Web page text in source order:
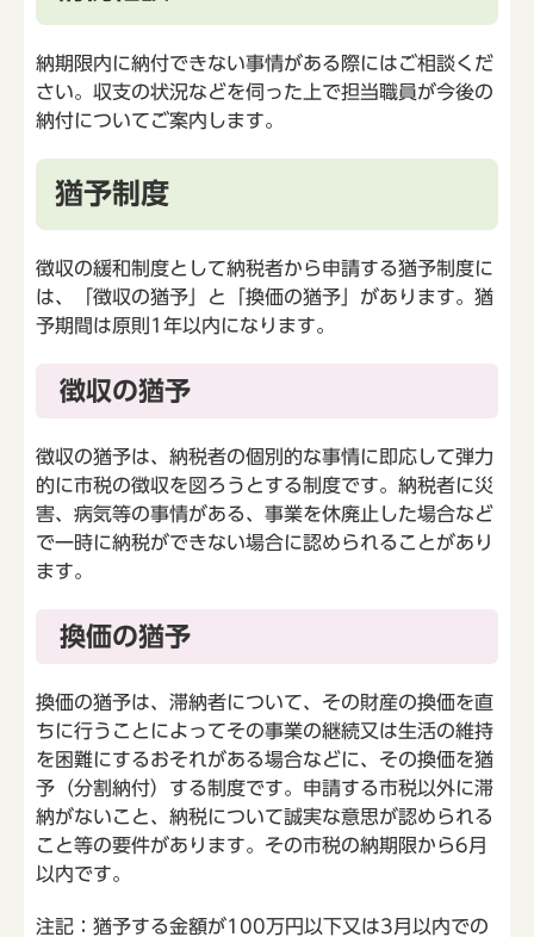
納期限内に納付できない事情がある際にはご相談くだ
さい。収支の状況などを伺った上で担当職員が今後の
納付についてご案内します。
猶予制度
徴収の緩和制度として納税者から申請する猶予制度に
は、「徴収の猶予」と「換価の猶予」があります。猶
予期間は原則1年以内になります。
徴収の猶予
徴収の猶予は、納税者の個別的な事情に即応して弾力
的に市税の徴収を図ろうとする制度です。納税者に災
害、病気等の事情がある、事業を休廃止した場合など
で一時に納税ができない場合に認められることがあり
ます。
換価の猶予
換価の猶予は、滞納者について、その財産の換価を直
ちに行うことによってその事業の継続又は生活の維持
を困難にするおそれがある場合などに、その換価を猶
予（分割納付）する制度です。申請する市税以外に滞
納がないこと、納税について誠実な意思が認められる
こと等の要件があります。その市税の納期限から6月
以内です。
注記：猶予する金額が100万円以下又は3月以内での